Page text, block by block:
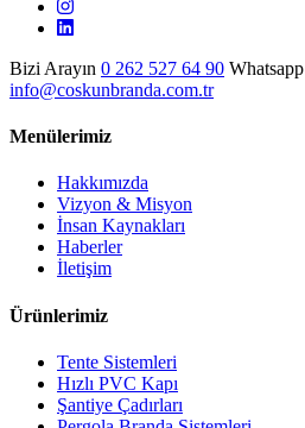
Bizi Arayın 0 262 527 64 90 Whatsapp
info@coskunbranda.com.tr
Menülerimiz
Hakkımızda
Vizyon & Misyon
İnsan Kaynakları
Haberler
İletişim
Ürünlerimiz
Tente Sistemleri
Hızlı PVC Kapı
Şantiye Çadırları